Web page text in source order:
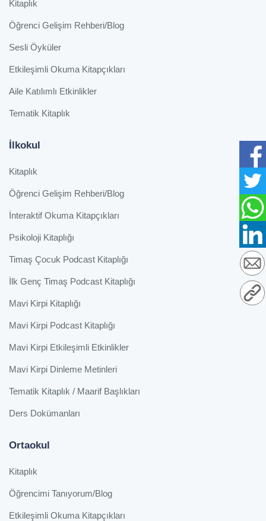
Kitaplık
Öğrenci Gelişim Rehberi/Blog
Sesli Öyküler
Etkileşimli Okuma Kitapçıkları
Aile Katılımlı Etkinlikler
Tematik Kitaplık
İlkokul
Kitaplık
Öğrenci Gelişim Rehberi/Blog
İnteraktif Okuma Kitapçıkları
Psikoloji Kitaplığı
Timaş Çocuk Podcast Kitaplığı
İlk Genç Timaş Podcast Kitaplığı
Mavi Kirpi Kitaplığı
Mavi Kirpi Podcast Kitaplığı
Mavi Kirpi Etkileşimli Etkinlikler
Mavi Kirpi Dinleme Metinleri
Tematik Kitaplık / Maarif Başlıkları
Ders Dokümanları
Ortaokul
Kitaplık
Öğrencimi Tanıyorum/Blog
Etkileşimli Okuma Kitapçıkları